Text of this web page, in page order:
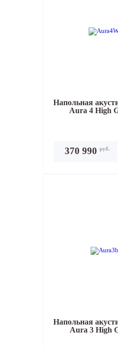
Напольная
Aura 4 High
370 990 руб.
Напольная
Aura 3 High